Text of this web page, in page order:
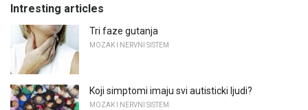
Intresting articles
Tri faze gutanja
MOZAK I NERVNI SISTEM
Koji simptomi imaju svi autisticki ljudi?
MOZAK I NERVNI SISTEM